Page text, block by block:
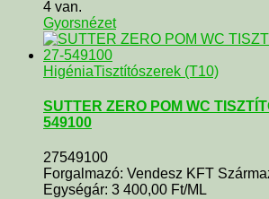
4 van.
Gyorsnézet
HigéniaTisztítószerek (T10)
SUTTER ZERO POM WC
549100
27549100
Forgalmazó: Vendesz KFT
Egységár: 3 400,00 Ft/ML